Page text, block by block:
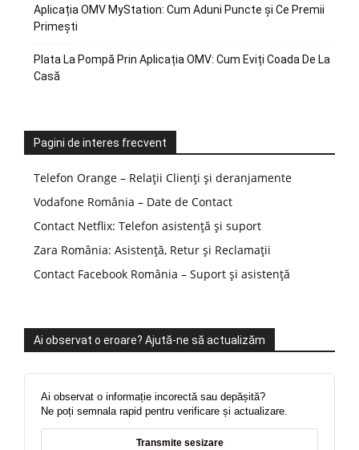
Aplicația OMV MyStation: Cum Aduni Puncte și Ce Premii
Primești
Plata La Pompă Prin Aplicația OMV: Cum Eviți Coada De La
Casă
Pagini de interes frecvent
Telefon Orange – Relații Clienți și deranjamente
Vodafone România – Date de Contact
Contact Netflix: Telefon asistență și suport
Zara România: Asistență, Retur și Reclamații
Contact Facebook România – Suport și asistență
Ai observat o eroare? Ajută-ne să actualizăm
Ai observat o informație incorectă sau depășită?
Ne poți semnala rapid pentru verificare și actualizare.
Transmite sesizare